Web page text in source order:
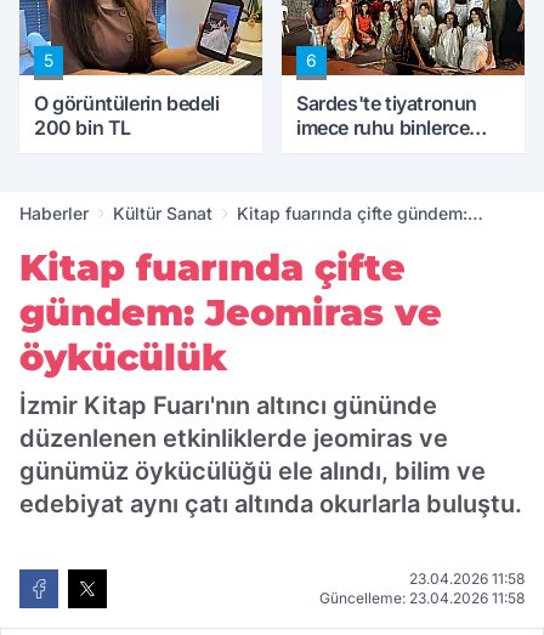
5
O görüntülerin bedeli
200 bin TL
6
Sardes'te tiyatronun
imece ruhu binlerce
Haberler Kültür Sanat
Kitap fuarında çifte gündem:
Kitap fuarında çifte
gündem: Jeomiras ve
öykücülük
İzmir Kitap Fuarı'nın altıncı gününde
düzenlenen etkinliklerde jeomiras ve
günümüz öykücülüğü ele alındı, bilim ve
edebiyat aynı çatı altında okurlarla buluştu.
23.04.2026 11:58
Güncelleme: 23.04.2026 11:58